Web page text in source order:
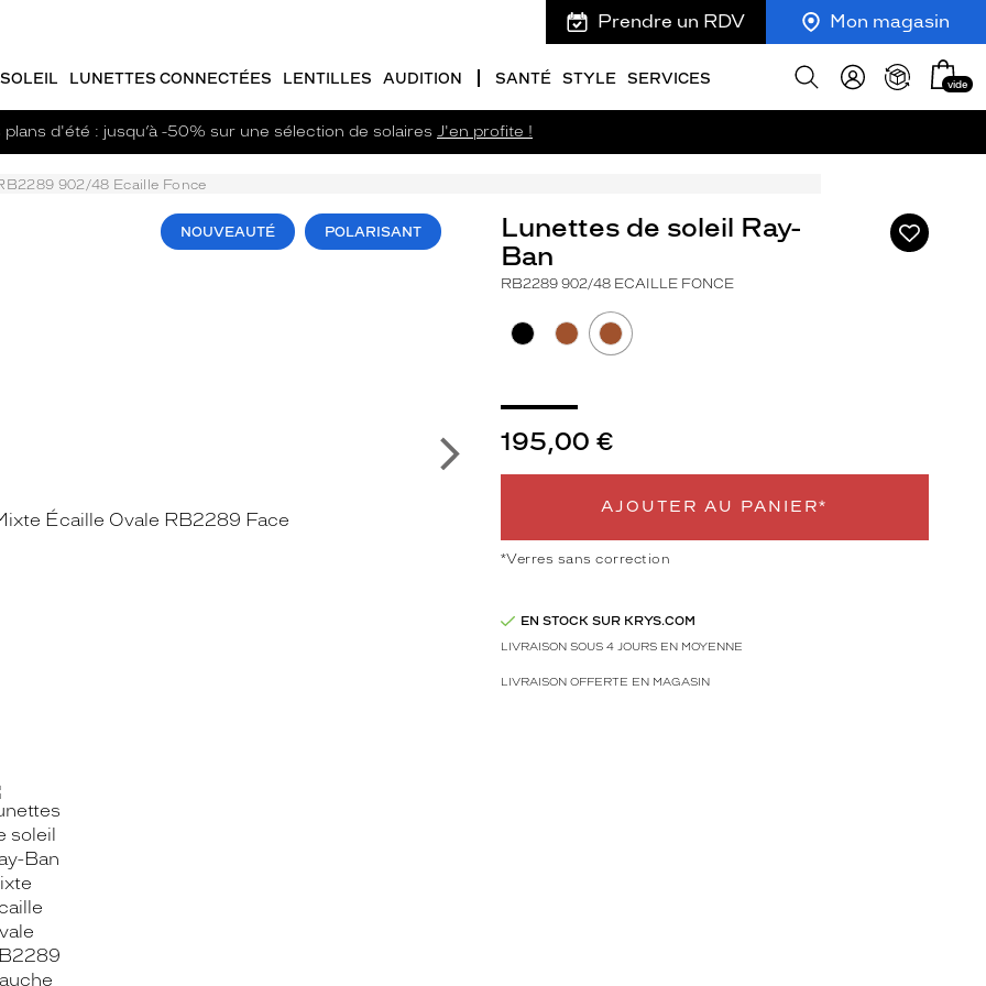
Prendre un RDV Mon magasin
LUNETTES CONNECTÉES LENTILLES AUDITION SANTÉ STYLE SERVICES
Afficher
Mon
panier
vide
plans d'été : jusqu’à -50% sur une sélection de solaires J'en profite !
902/48 Ecaille Fonce
Ajouter
à
NOUVEAUTÉ POLARISANT
Suivant
Lunettes de soleil Ray-
Ban
RB2289 902/48 ECAILLE FONCE
195,00 €
AJOUTER AU PANIER*
*Verres sans correction
EN STOCK SUR KRYS.COM
LIVRAISON SOUS 4 JOURS EN MOYENNE
LIVRAISON OFFERTE EN MAGASIN